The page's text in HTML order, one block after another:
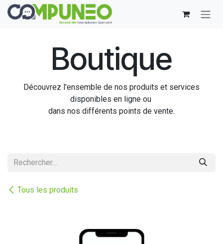
Se rendre au contenu
Boutique
Découvrez l'ensemble de nos produits et services
disponibles en ligne ou
dans nos différents points de vente.
Tous les produits